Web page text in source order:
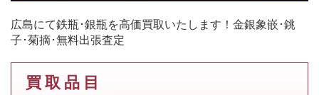
広島にて鉄瓶･銀瓶を高価買取いたします！金銀象嵌･銚
子･菊摘･無料出張査定
買 取 品 目